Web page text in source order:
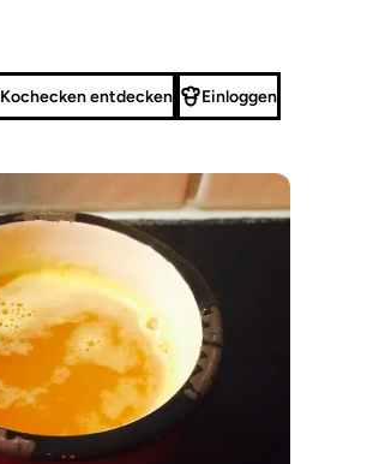
Kochecken entdecken Einloggen